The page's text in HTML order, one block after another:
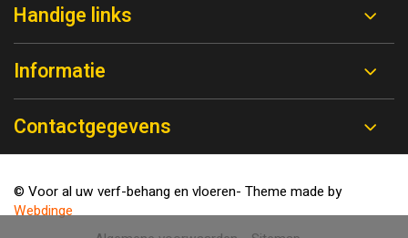
Handige links
Informatie
Contactgegevens
© Voor al uw verf-behang en vloeren- Theme made by
Webdinge